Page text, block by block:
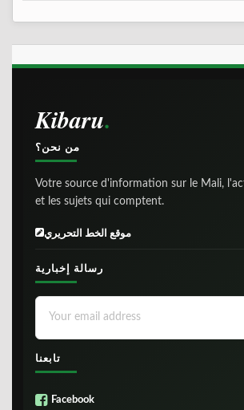
Kibaru
من نحن؟
Votre source d'information sur le Mali,
et les sujets qui comptent.
موقع الخط التحريري
رسالة إخبارية
تابعنا
Facebook